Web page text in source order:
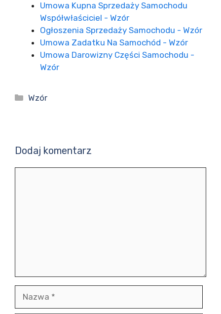
Umowa Kupna Sprzedaży Samochodu
Współwłaściciel - Wzór
Ogłoszenia Sprzedaży Samochodu - Wzór
Umowa Zadatku Na Samochód - Wzór
Umowa Darowizny Części Samochodu -
Wzór
Kategorie
Wzór
Dodaj komentarz